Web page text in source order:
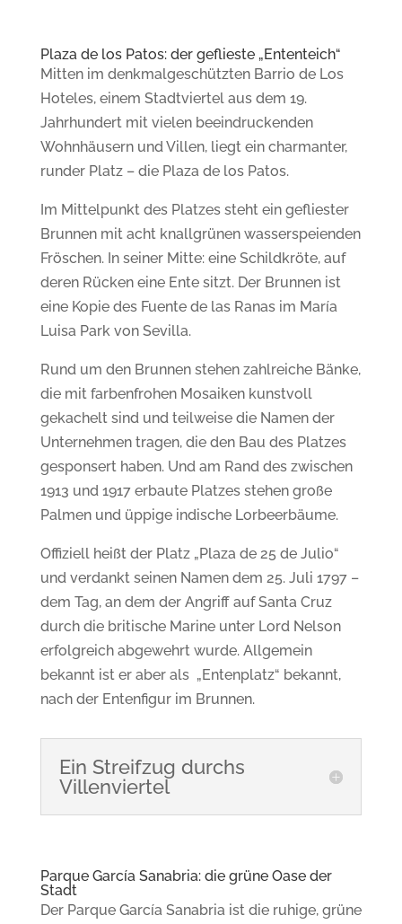
Plaza de los Patos: der geflieste „Ententeich“
Mitten im denkmalgeschützten Barrio de Los
Hoteles, einem Stadtviertel aus dem 19.
Jahrhundert mit vielen beeindruckenden
Wohnhäusern und Villen, liegt ein charmanter,
runder Platz – die Plaza de los Patos.
Im Mittelpunkt des Platzes steht ein gefliester
Brunnen mit acht knallgrünen wasserspeienden
Fröschen. In seiner Mitte: eine Schildkröte, auf
deren Rücken eine Ente sitzt. Der Brunnen ist
eine Kopie des Fuente de las Ranas im María
Luisa Park von Sevilla.
Rund um den Brunnen stehen zahlreiche Bänke,
die mit farbenfrohen Mosaiken kunstvoll
gekachelt sind und teilweise die Namen der
Unternehmen tragen, die den Bau des Platzes
gesponsert haben. Und am Rand des zwischen
1913 und 1917 erbaute Platzes stehen große
Palmen und üppige indische Lorbeerbäume.
Offiziell heißt der Platz „Plaza de 25 de Julio“
und verdankt seinen Namen dem 25. Juli 1797 –
dem Tag, an dem der Angriff auf Santa Cruz
durch die britische Marine unter Lord Nelson
erfolgreich abgewehrt wurde. Allgemein
bekannt ist er aber als „Entenplatz“ bekannt,
nach der Entenfigur im Brunnen.
Ein Streifzug durchs
Villenviertel
Parque García Sanabria: die grüne Oase der
Stadt
Der Parque García Sanabria ist die ruhige,grüne